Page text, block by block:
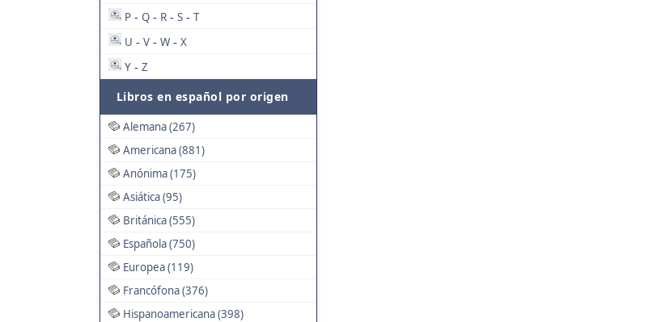
P - Q - R - S - T
U - V - W - X
Y - Z
Libros en español por origen
Alemana (267)
Americana (881)
Anónima (175)
Asiática (95)
Británica (555)
Española (750)
Europea (119)
Francófona (376)
Hispanoamericana (398)